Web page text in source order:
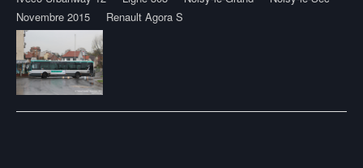
Novembre 2015
Renault Agora S
Post